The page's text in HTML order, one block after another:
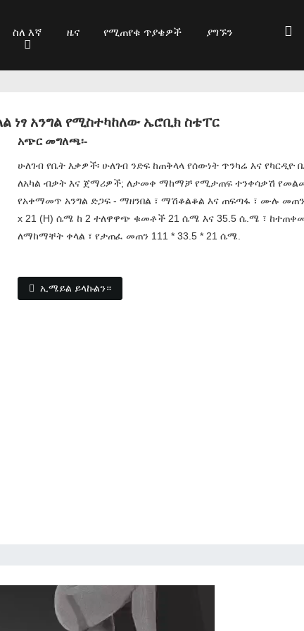
ስለ እኛ ዜና የሚጠየቁ ጥያቄዎች ያግኙን
ነፃ አንግል የሚስተካከለው ኤሮቢክ ስቴፐር
አጭር መግለጫ፡-
ሁለገብ የቤት እቃዎች፡ ሁለገብ ንድፍ ከጠቅላላ የሰውነት ጥንካሬ እና የካርዲዮ
ለአካል ብቃት እና ጀማሪዎች; ለታመቀ ማከማቻ የሚታጠፍ ተንቀሳቃሽ
የአቀማመጥ አንግል ድጋፍ - ማዘንበል ፣ ማሽቆልቆል እና ጠፍጣፋ ፣ ሙሉ መጠን
x 21 (H) ሴሜ ከ 2 ተለዋዋጭ ቁመቶች 21 ሴሜ እና 35.5 ሴ.ሜ ፣
ለማከማቸት ቀላል ፣ የታጠፈ መጠን 111 * 33.5 * 21 ሴሜ.
ኢሜይል ይላኩልን።